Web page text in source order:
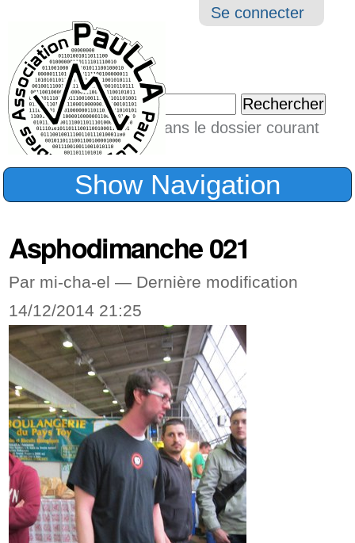
Outils
Se connecter
Chercher par
Seulement dans le dossier courant
Recherche
Show Navigation
Asphodimanche 021
Par mi-cha-el — Dernière modification
14/12/2014 21:25